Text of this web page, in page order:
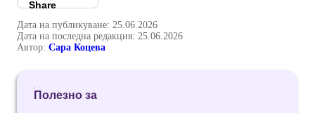
Дата на публикуване: 25.06.2026
Дата на последна редакция: 25.06.2026
Автор: Сара Коцева
Полезно за